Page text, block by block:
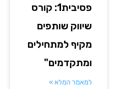
פסיבית1: קורס
שיווק שותפים
מקיף למתחילים
ומתקדמים"
למאמר המלא »